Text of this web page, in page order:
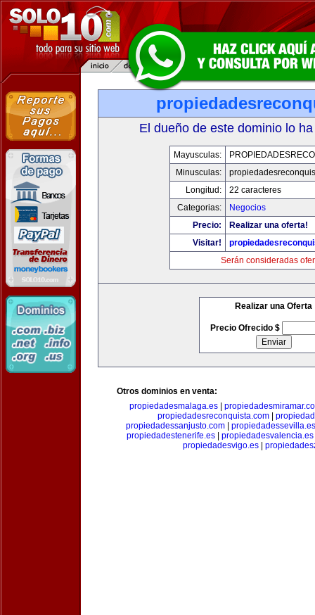
El dueño de este dominio lo
Mayusculas:
Minusculas:
Longitud:
22 caracteres
Categorias:
Negocios
Precio:
Realizar una oferta!
Visitar!
Serán consideradas
Realizar una Oferta
Precio Ofrecido $
Otros dominios en venta:
propiedadesmalaga.es|
propiedadesreconquista.com
propiedadessanjusto.com| propiedadessevilla.es
propiedadestenerife.es| propiedadesvalencia.es
propiedadesvigo.es|